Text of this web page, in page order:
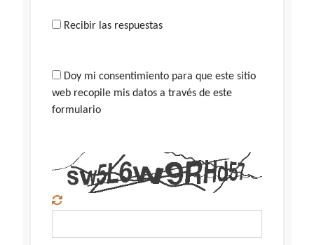
Recibir las respuestas
Doy mi consentimiento para que este sitio
web recopile mis datos a través de este
formulario